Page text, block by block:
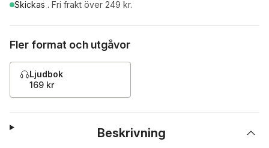
Skickas . Fri frakt över 249 kr.
Fler format och utgåvor
Ljudbok
169 kr
Beskrivning